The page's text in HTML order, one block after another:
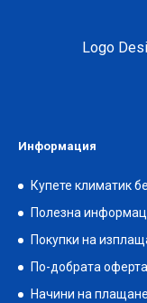
Logo
Информация
Купете климатик
Полезна
Покупки на
По-добрата оферта
Начини на плащане